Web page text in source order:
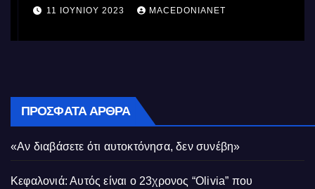
11 ΙΟΥΝΊΟΥ 2023 MACEDONIANET
ΠΡΌΣΦΑΤΑ ΆΡΘΡΑ
«Αν διαβάσετε ότι αυτοκτόνησα, δεν συνέβη»
Κεφαλονιά: Αυτός είναι ο 23χρονος “Olivia” που